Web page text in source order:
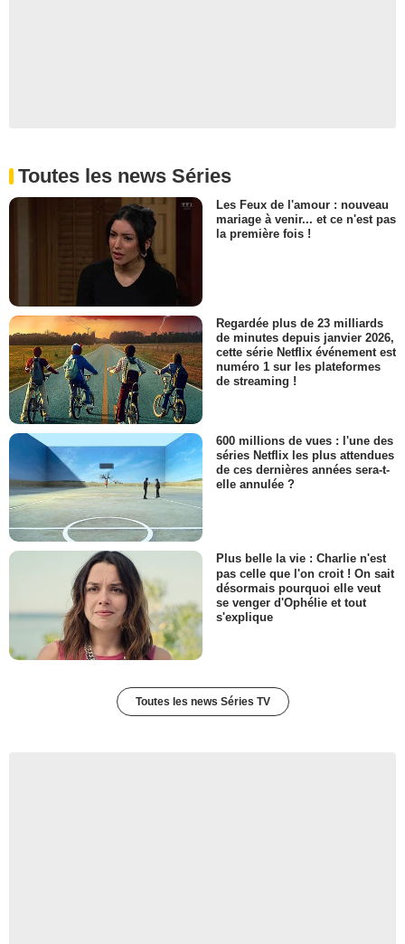
Toutes les news Séries
Les Feux de l'amour : nouveau
mariage à venir... et ce n'est pas
la première fois !
Regardée plus de 23 milliards
de minutes depuis janvier 2026,
cette série Netflix événement est
numéro 1 sur les plateformes
de streaming !
600 millions de vues : l'une des
séries Netflix les plus attendues
de ces dernières années sera-t-
elle annulée ?
Plus belle la vie : Charlie n'est
pas celle que l'on croit ! On sait
désormais pourquoi elle veut
se venger d'Ophélie et tout
s'explique
Toutes les news Séries TV